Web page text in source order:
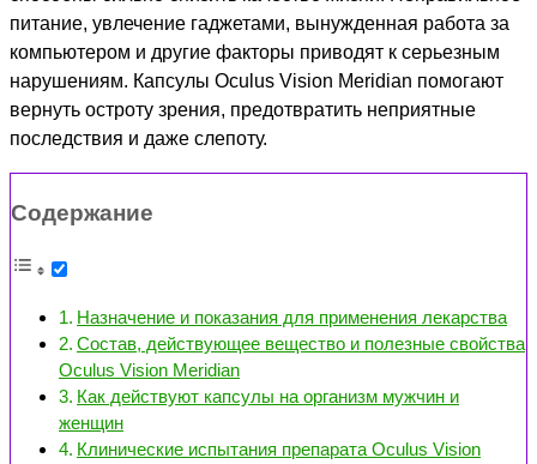
питание, увлечение гаджетами, вынужденная работа за
компьютером и другие факторы приводят к серьезным
нарушениям. Капсулы Oculus Vision Meridian помогают
вернуть остроту зрения, предотвратить неприятные
последствия и даже слепоту.
Содержание
Назначение и показания для применения лекарства
Состав, действующее вещество и полезные свойства
Oculus Vision Meridian
Как действуют капсулы на организм мужчин и
женщин
Клинические испытания препарата Oculus Vision